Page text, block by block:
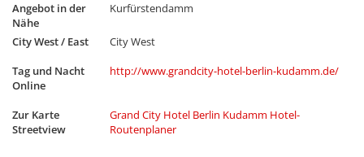
Angebot in der
Nähe
Kurfürstendamm
City West / East
City West
Tag und Nacht
Online
http://www.grandcity-hotel-berlin-kudamm.de/
Zur Karte
Streetview
Grand City Hotel Berlin Kudamm Hotel-
Routenplaner